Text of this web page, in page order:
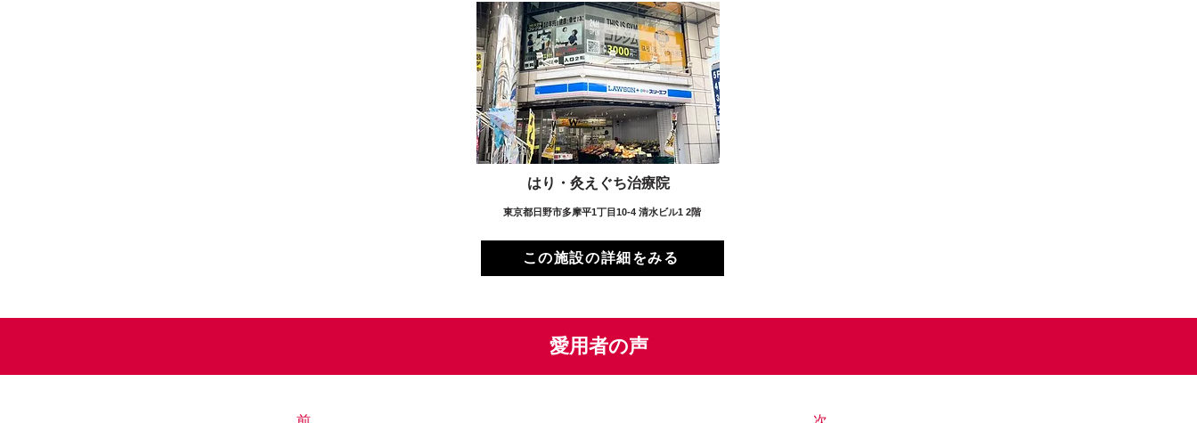
はり・灸えぐち治療院
東京都日野市多摩平1丁目10-4 清水ビル1 2階
この施設の詳細をみる
愛用者の声